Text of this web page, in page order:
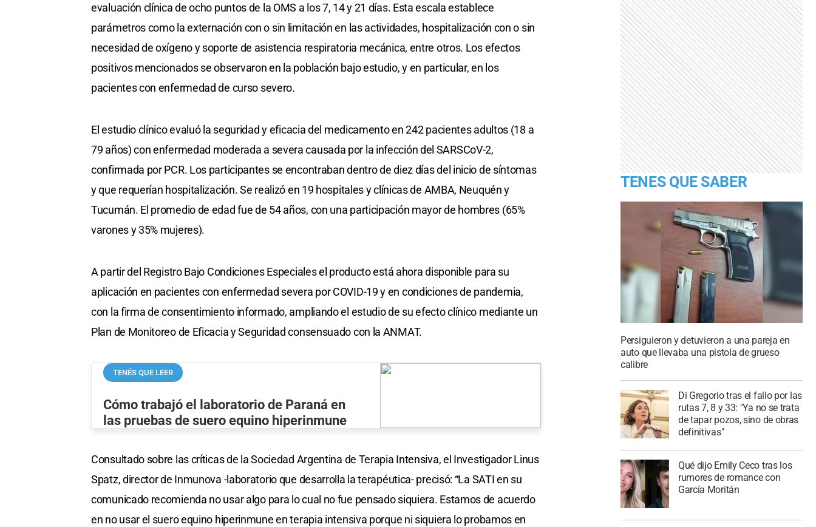
evaluación clínica de ocho puntos de la OMS a los 7, 14 y 21 días. Esta escala establece
parámetros como la externación con o sin limitación en las actividades, hospitalización con o sin
necesidad de oxígeno y soporte de asistencia respiratoria mecánica, entre otros. Los efectos
positivos mencionados se observaron en la población bajo estudio, y en particular, en los
pacientes con enfermedad de curso severo.
El estudio clínico evaluó la seguridad y eficacia del medicamento en 242 pacientes adultos (18 a
79 años) con enfermedad moderada a severa causada por la infección del SARSCoV-2,
confirmada por PCR. Los participantes se encontraban dentro de diez días del inicio de síntomas
y que requerían hospitalización. Se realizó en 19 hospitales y clínicas de AMBA, Neuquén y
Tucumán. El promedio de edad fue de 54 años, con una participación mayor de hombres (65%
varones y 35% mujeres).
A partir del Registro Bajo Condiciones Especiales el producto está ahora disponible para su
aplicación en pacientes con enfermedad severa por COVID-19 y en condiciones de pandemia,
con la firma de consentimiento informado, ampliando el estudio de su efecto clínico mediante un
Plan de Monitoreo de Eficacia y Seguridad consensuado con la ANMAT.
TENÉS QUE LEER
Cómo trabajó el laboratorio de Paraná en
las pruebas de suero equino hiperinmune
Consultado sobre las críticas de la Sociedad Argentina de Terapia Intensiva, el Investigador Linus
Spatz, director de Inmunova -laboratorio que desarrolla la terapéutica- precisó: “La SATI en su
comunicado recomienda no usar algo para lo cual no fue pensado siquiera. Estamos de acuerdo
en no usar el suero equino hiperinmune en terapia intensiva porque ni siquiera lo probamos en
TENES QUE SABER
Persiguieron y detuvieron a una pareja en
auto que llevaba una pistola de grueso
calibre
Di Gregorio tras el fallo por las
rutas 7, 8 y 33: "Ya no se trata
de tapar pozos, sino de obras
definitivas"
Qué dijo Emily Ceco tras los
rumores de romance con
García Moritán